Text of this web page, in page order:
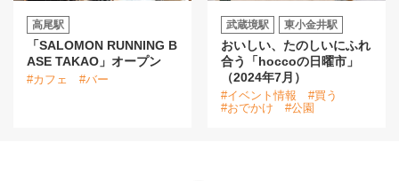
高尾駅
「SALOMON RUNNING B
ASE TAKAO」オープン
#カフェ #バー
武蔵境駅 東小金井駅
おいしい、たのしいにふれ
合う「hoccoの日曜市」
（2024年7月）
#イベント情報
#買う
#おでかけ
#公園